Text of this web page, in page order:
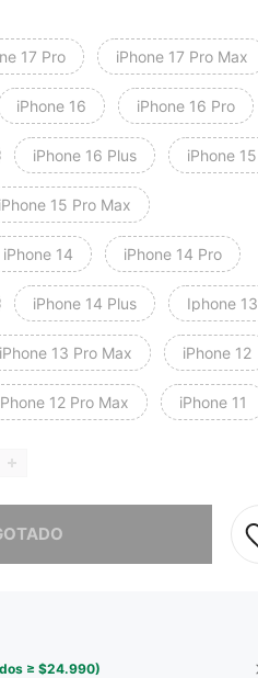
17 Pro iPhone 17 Pro Max
iPhone 16 iPhone 16 Pro
iPhone 16 Plus iPhone 15
iPhone 15 Pro Max
iPhone 14 iPhone 14 Pro
iPhone 14 Plus Iphone 13
iPhone 13 Pro Max iPhone 12
12 Pro Max iPhone 11
≥ $24.990)